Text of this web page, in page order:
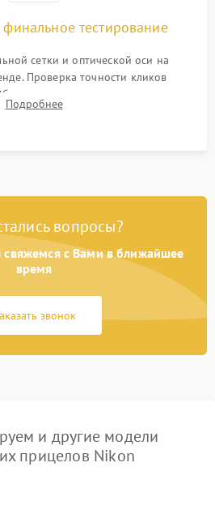
тестирование
сетки и оптической оси на
Проверка точности кликов
испытание прицела на
устойчивости к отдаче и
Подробнее
вопросы?
свяжемся с Вами в ближайшее
время
звонок
и другие модели
прицелов Nikon